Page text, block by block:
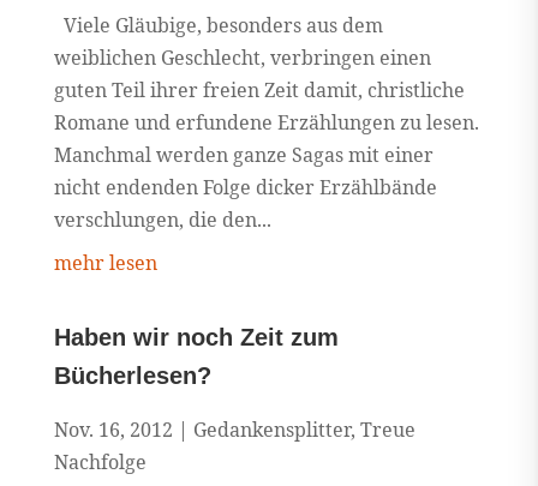
Viele Gläubige, besonders aus dem
weiblichen Geschlecht, verbringen einen
guten Teil ihrer freien Zeit damit, christliche
Romane und erfundene Erzählungen zu lesen.
Manchmal werden ganze Sagas mit einer
nicht endenden Folge dicker Erzählbände
verschlungen, die den...
mehr lesen
Haben wir noch Zeit zum
Bücherlesen?
Nov. 16, 2012 | Gedankensplitter, Treue
Nachfolge